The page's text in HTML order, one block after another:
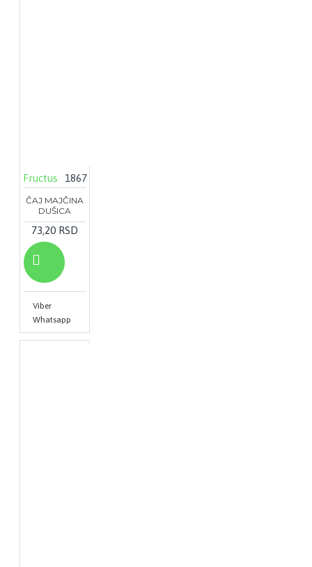
Fructus 1867
ČAJ MAJČINA
DUŠICA
73,20 RSD
Viber
Whatsapp